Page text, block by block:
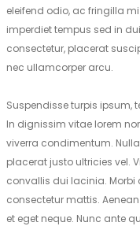
eleifend odio, ac fringilla
imperdiet tempus sed in
consectetur, placerat
nec ullamcorper arcu.
Suspendisse turpis ipsum,
In dignissim vitae lorem
viverra condimentum.
placerat justo ultricies vel.
convallis dui lacinia.
consectetur mattis.
et eget neque. Nunc ante